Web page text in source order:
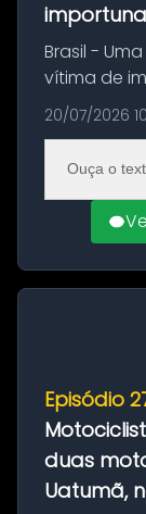
Brasil -
vítima de
assistir a
treinava
Feira de
20/07/2026
Ouça o
Episódio
duas
Uatumã,